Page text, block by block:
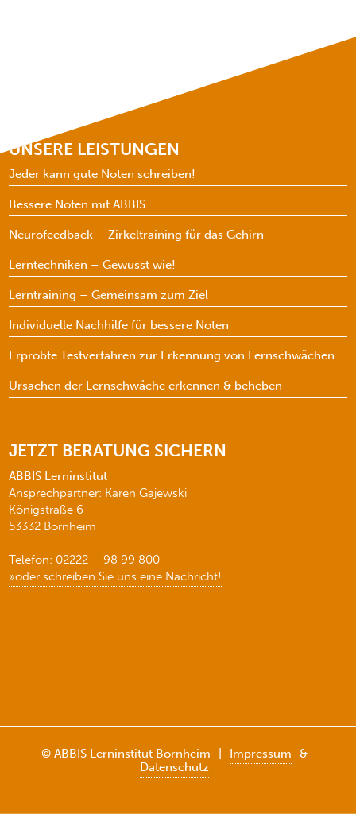
UNSERE LEISTUNGEN
Jeder kann gute Noten schreiben!
Bessere Noten mit ABBIS
Neurofeedback – Zirkeltraining für das Gehirn
Lerntechniken – Gewusst wie!
Lerntraining – Gemeinsam zum Ziel
Individuelle Nachhilfe für bessere Noten
Erprobte Testverfahren zur Erkennung von Lernschwächen
Ursachen der Lernschwäche erkennen & beheben
JETZT BERATUNG SICHERN
ABBIS Lerninstitut
Ansprechpartner: Karen Gajewski
Königstraße 6
53332 Bornheim
Telefon: 02222 – 98 99 800
»oder schreiben Sie uns eine Nachricht!
© ABBIS Lerninstitut Bornheim Impressum
&
Datenschutz